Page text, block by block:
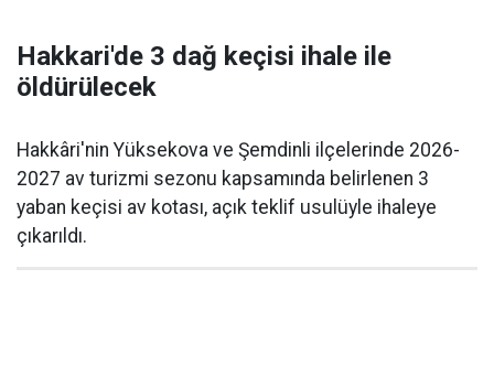
Hakkari'de 3 dağ keçisi ihale ile
öldürülecek
Hakkâri'nin Yüksekova ve Şemdinli ilçelerinde 2026-
2027 av turizmi sezonu kapsamında belirlenen 3
yaban keçisi av kotası, açık teklif usulüyle ihaleye
çıkarıldı.